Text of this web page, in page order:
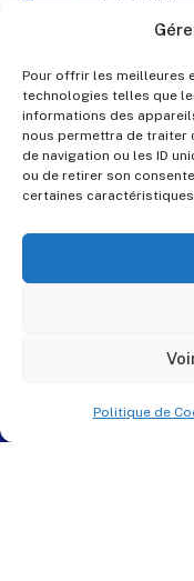
Pour offrir les meilleures
technologies telles que
informations des
nous permettra de traiter
de navigation ou les ID
ou de retirer son
certaines
Politique de